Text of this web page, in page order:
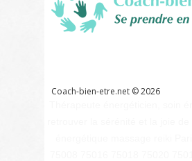
Coach-bien-etre.net ©2026